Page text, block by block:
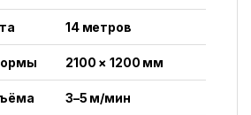
14 метров
2100 × 1200 мм
3–5 м/мин